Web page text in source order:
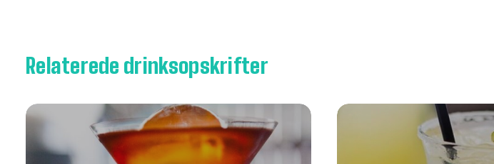
Relaterede drinksopskrifter